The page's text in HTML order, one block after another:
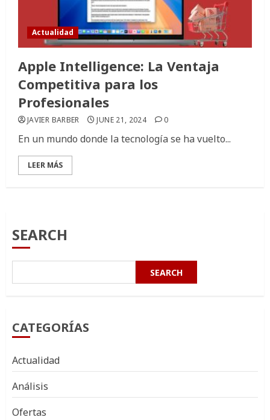
Actualidad
Apple Intelligence: La Ventaja
Competitiva para los
Profesionales
JAVIER BARBER JUNE 21, 2024 0
En un mundo donde la tecnología se ha vuelto...
LEER MÁS
SEARCH
SEARCH
CATEGORÍAS
Actualidad
Análisis
Ofertas